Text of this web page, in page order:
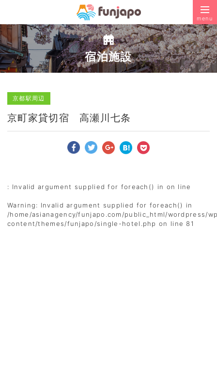
menu
宿泊施設
京都駅周辺
京町家貸切宿 高瀬川七条
: Invalid argument supplied for foreach() in on line
Warning: Invalid argument supplied for foreach() in
/home/asianagency/funjapo.com/public_html/wordpress/
content/themes/funjapo/single-hotel.php on line 81